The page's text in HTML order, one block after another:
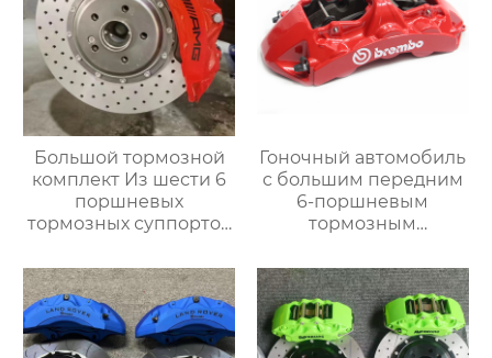
Большой тормозной
комплект Из шести 6
поршневых
тормозных суппортов
поршневой
модифицированный
гоночный тормозной
суппорт C63
Гоночный автомобиль
с большим передним
6-поршневым
тормозным
комплекте，Подходит
для Mercedes-Benz
GLE w166 w167 S450
S350 S600